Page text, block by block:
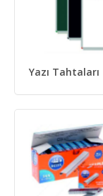
Yazı Tahtaları